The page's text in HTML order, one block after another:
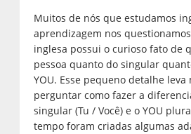
Muitos de nós que estudamos
aprendizagem nos
inglesa possui o curioso fato de
pessoa quanto do singular
YOU. Esse pequeno detalhe leva
perguntar como fazer a
singular (Tu / Você) e o YOU
tempo foram criadas algumas